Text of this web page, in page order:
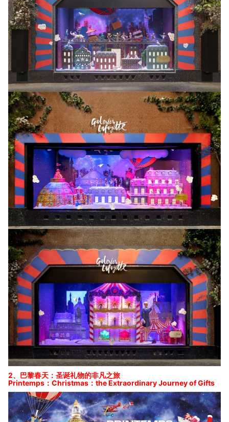
2、巴黎春天：圣诞礼物的非凡之旅
Printemps：Christmas：the Extraordinary Journey of Gifts